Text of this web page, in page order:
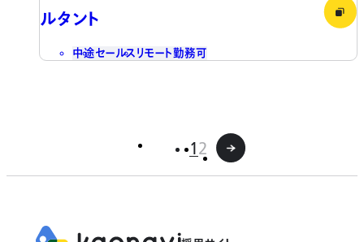
ルタント
中途セールス リモート勤務可
1 2